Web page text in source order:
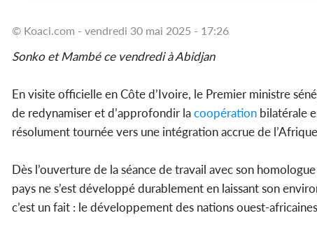
© Koaci.com - vendredi 30 mai 2025 - 17:26
Sonko et Mambé ce vendredi à Abidjan
En visite officielle en Côte d’Ivoire, le Premier ministre
de redynamiser et d’approfondir lacoopération bilatérale
résolument tournée vers une intégration accrue de
Dès l’ouverture de la séance de travail avec son
pays ne s’est développé durablement en laissant son
c’est un fait : le développement des nations ouest-